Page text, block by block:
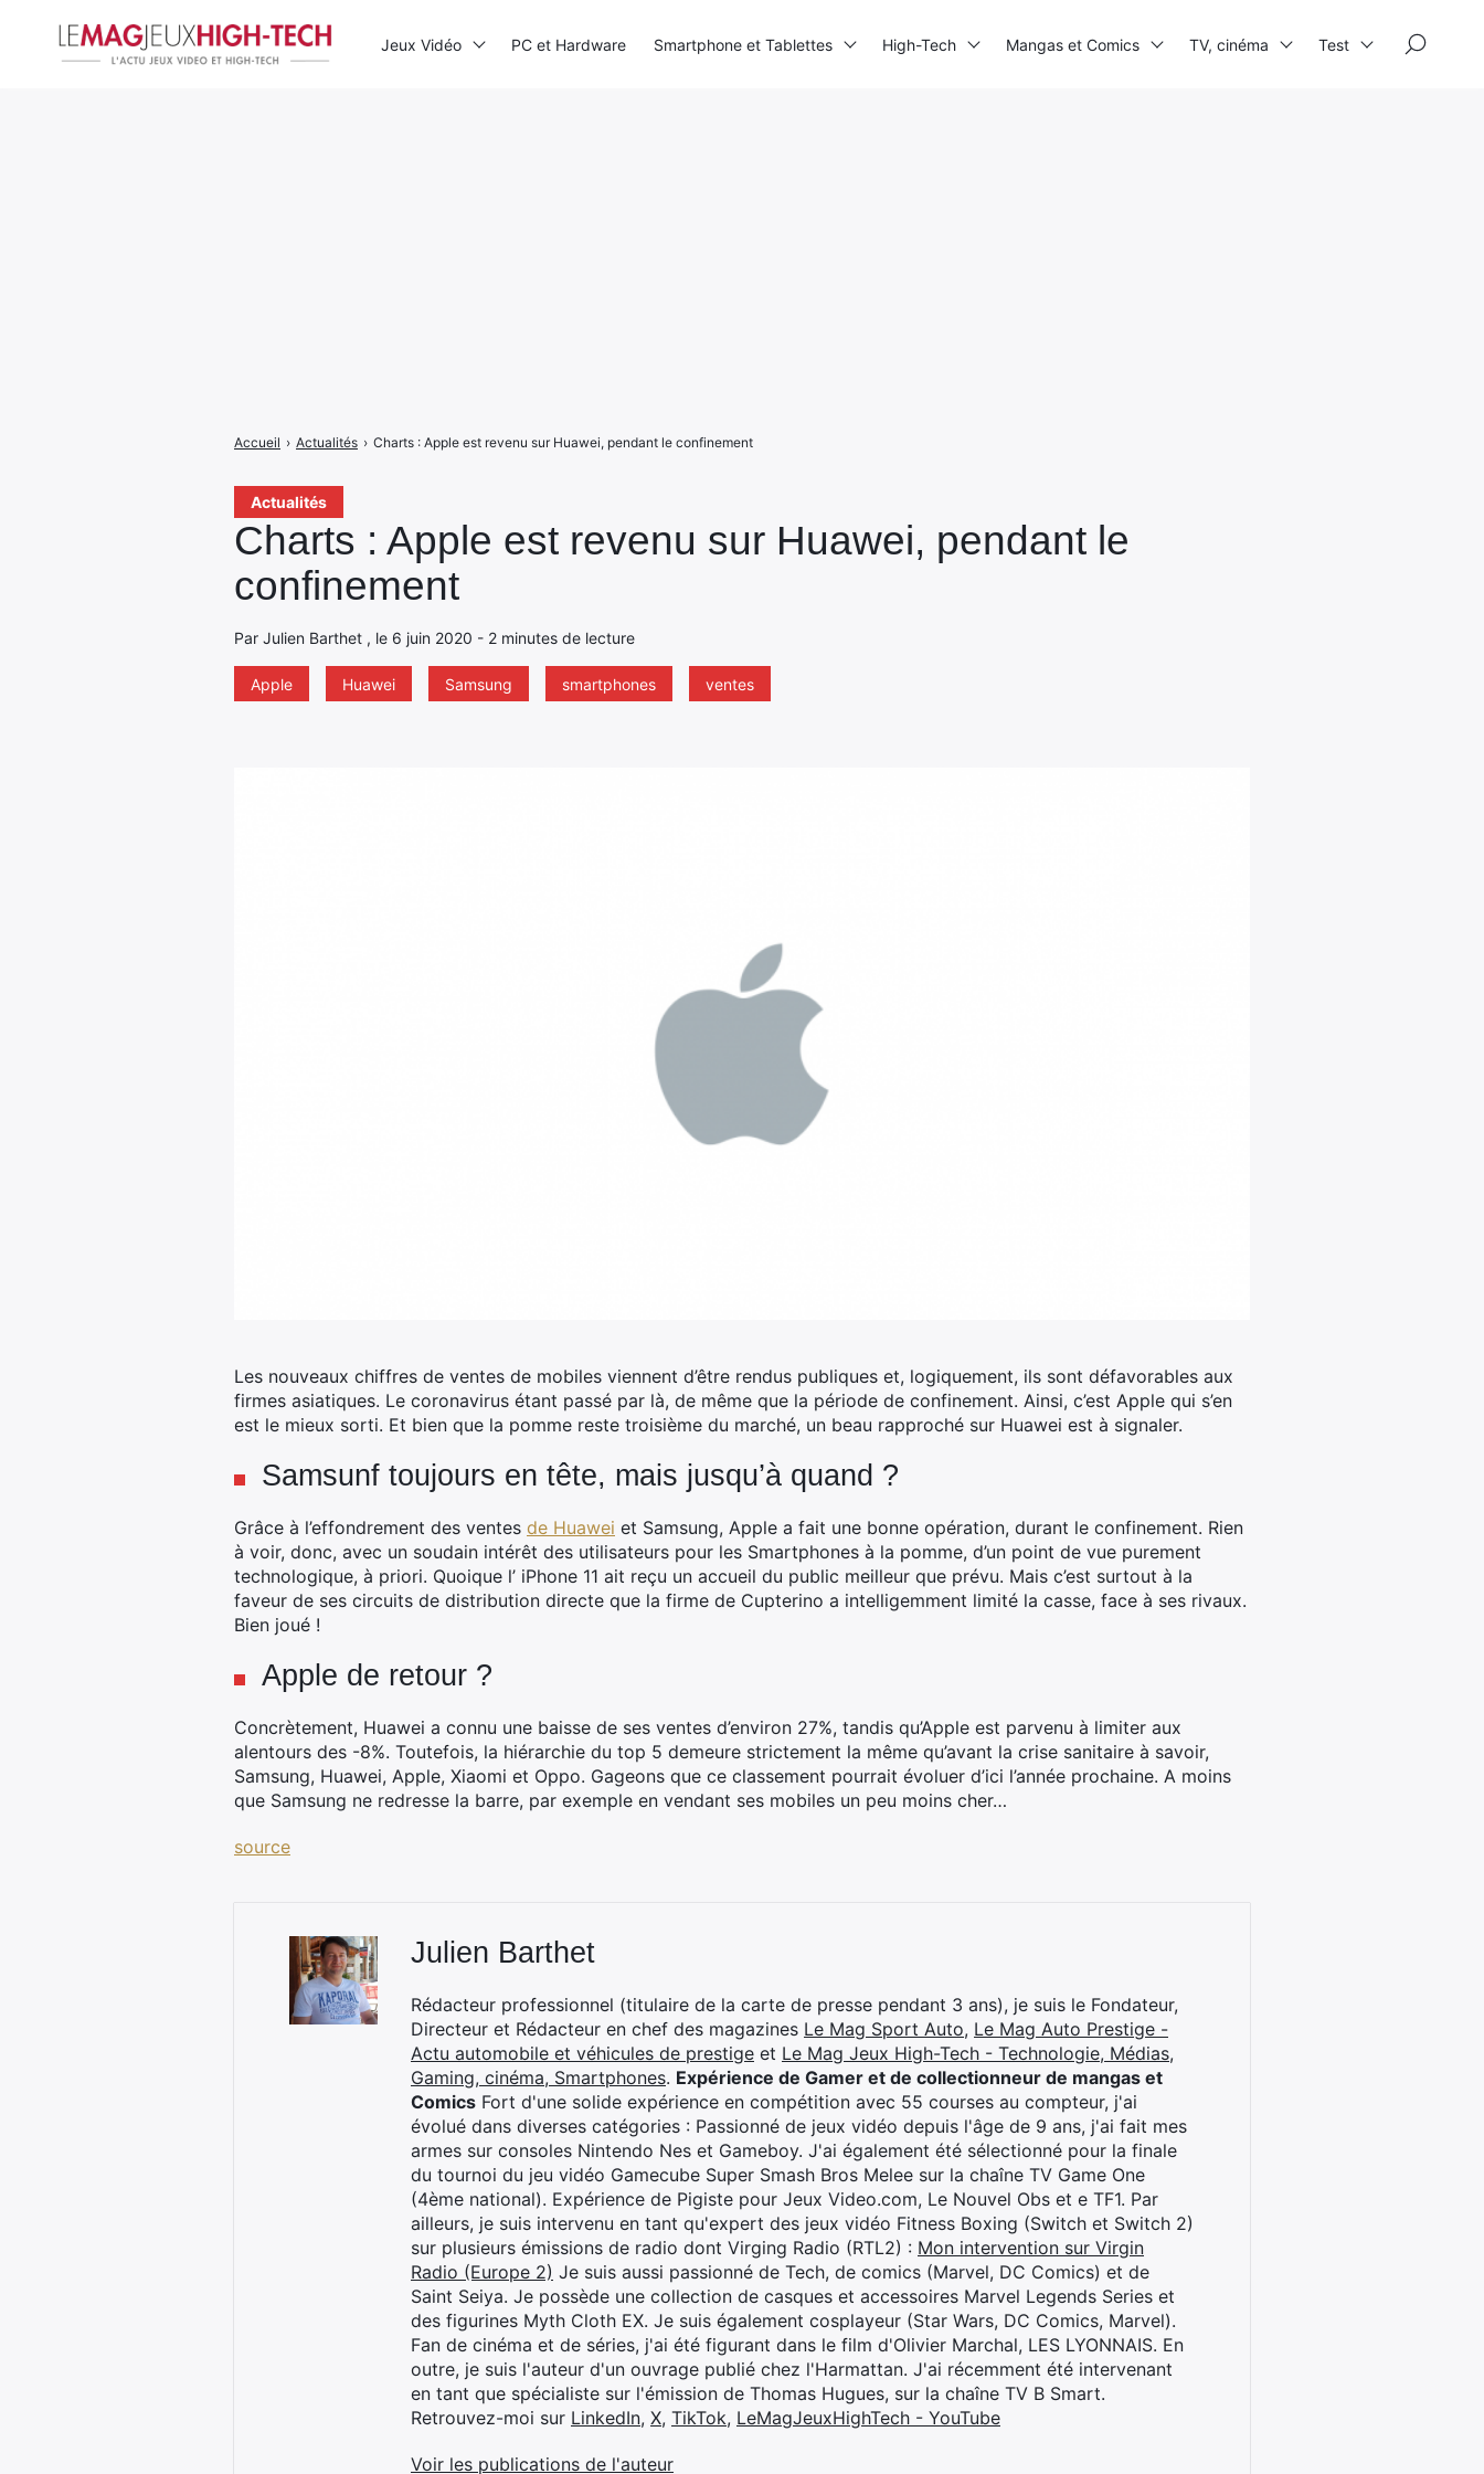
Actualités
Charts : Apple est revenu sur Huawei, pendant le
confinement
Par Julien Barthet , le 6 juin 2020 - 2 minutes de lecture
Apple Huawei Samsung smartphones ventes
Accueil › Actualités › Charts : Apple est revenu sur Huawei, pendant le confinement
Les nouveaux chiffres de ventes de mobiles viennent d’être rendus publiques et, logiquement, ils sont défavorables aux
firmes asiatiques. Le coronavirus étant passé par là, de même que la période de confinement. Ainsi, c’est Apple qui s’en
est le mieux sorti. Et bien que la pomme reste troisième du marché, un beau rapproché sur Huawei est à signaler.
Samsunf toujours en tête, mais jusqu’à quand ?
Grâce à l’effondrement des ventes de Huawei et Samsung, Apple a fait une bonne opération, durant le confinement. Rien
à voir, donc, avec un soudain intérêt des utilisateurs pour les Smartphones à la pomme, d’un point de vue purement
technologique, à priori. Quoique l’ iPhone 11 ait reçu un accueil du public meilleur que prévu. Mais c’est surtout à la
faveur de ses circuits de distribution directe que la firme de Cupterino a intelligemment limité la casse, face à ses rivaux.
Bien joué !
Apple de retour ?
Concrètement, Huawei a connu une baisse de ses ventes d’environ 27%, tandis qu’Apple est parvenu à limiter aux
alentours des -8%. Toutefois, la hiérarchie du top 5 demeure strictement la même qu’avant la crise sanitaire à savoir,
Samsung, Huawei, Apple, Xiaomi et Oppo. Gageons que ce classement pourrait évoluer d’ici l’année prochaine. A moins
que Samsung ne redresse la barre, par exemple en vendant ses mobiles un peu moins cher…
source
Julien Barthet
Rédacteur professionnel (titulaire de la carte de presse pendant 3 ans), je suis le Fondateur,
Directeur et Rédacteur en chef des magazines Le Mag Sport Auto, Le Mag Auto Prestige -
Actu automobile et véhicules de prestige et Le Mag Jeux High-Tech - Technologie, Médias,
Gaming, cinéma, Smartphones. Expérience de Gamer et de collectionneur de mangas et
Comics Fort d'une solide expérience en compétition avec 55 courses au compteur, j'ai
évolué dans diverses catégories : Passionné de jeux vidéo depuis l'âge de 9 ans, j'ai fait mes
armes sur consoles Nintendo Nes et Gameboy. J'ai également été sélectionné pour la finale
du tournoi du jeu vidéo Gamecube Super Smash Bros Melee sur la chaîne TV Game One
(4ème national). Expérience de Pigiste pour Jeux Video.com, Le Nouvel Obs et e TF1. Par
ailleurs, je suis intervenu en tant qu'expert des jeux vidéo Fitness Boxing (Switch et Switch 2)
sur plusieurs émissions de radio dont Virging Radio (RTL2) : Mon intervention sur Virgin
Radio (Europe 2) Je suis aussi passionné de Tech, de comics (Marvel, DC Comics) et de
Saint Seiya. Je possède une collection de casques et accessoires Marvel Legends Series et
des figurines Myth Cloth EX. Je suis également cosplayeur (Star Wars, DC Comics, Marvel).
Fan de cinéma et de séries, j'ai été figurant dans le film d'Olivier Marchal, LES LYONNAIS. En
outre, je suis l'auteur d'un ouvrage publié chez l'Harmattan. J'ai récemment été intervenant
en tant que spécialiste sur l'émission de Thomas Hugues, sur la chaîne TV B Smart.
Retrouvez-moi sur LinkedIn, X, TikTok, LeMagJeuxHighTech - YouTube
Voir les publications de l'auteur
Jeux Vidéo PC et Hardware Smartphone et Tablettes High-Tech Mangas et Comics TV, cinéma Test